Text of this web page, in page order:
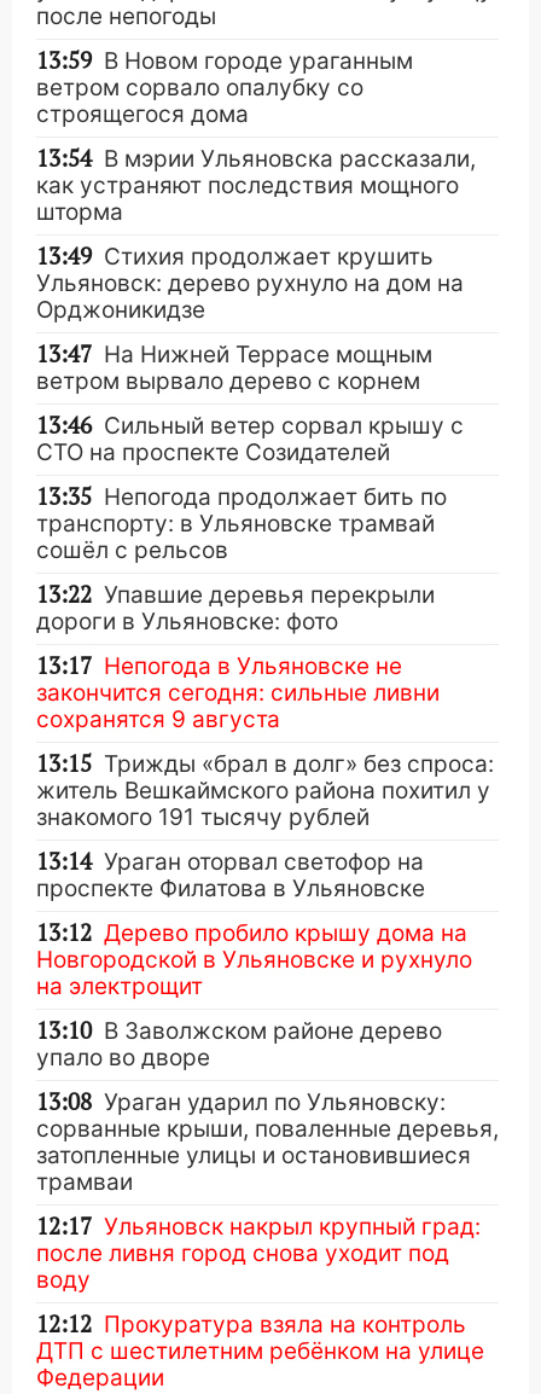
после непогоды
13:59 В Новом городе ураганным
ветром сорвало опалубку со
строящегося дома
13:54 В мэрии Ульяновска рассказали,
как устраняют последствия мощного
шторма
13:49 Стихия продолжает крушить
Ульяновск: дерево рухнуло на дом на
Орджоникидзе
13:47 На Нижней Террасе мощным
ветром вырвало дерево с корнем
13:46 Сильный ветер сорвал крышу с
СТО на проспекте Созидателей
13:35 Непогода продолжает бить по
транспорту: в Ульяновске трамвай
сошёл с рельсов
13:22 Упавшие деревья перекрыли
дороги в Ульяновске: фото
13:17 Непогода в Ульяновске не
закончится сегодня: сильные ливни
сохранятся 9 августа
13:15 Трижды «брал в долг» без спроса:
житель Вешкаймского района похитил у
знакомого 191 тысячу рублей
13:14 Ураган оторвал светофор на
проспекте Филатова в Ульяновске
13:12 Дерево пробило крышу дома на
Новгородской в Ульяновске и рухнуло
на электрощит
13:10 В Заволжском районе дерево
упало во дворе
13:08 Ураган ударил по Ульяновску:
сорванные крыши, поваленные деревья,
затопленные улицы и остановившиеся
трамваи
12:17 Ульяновск накрыл крупный град:
после ливня город снова уходит под
воду
12:12 Прокуратура взяла на контроль
ДТП с шестилетним ребёнком на улице
Федерации